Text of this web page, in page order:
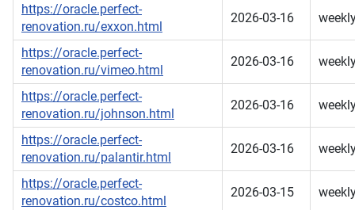
https://oracle.perfect-
renovation.ru/exxon.html
2026-03-16
https://oracle.perfect-
renovation.ru/vimeo.html
2026-03-16
https://oracle.perfect-
renovation.ru/johnson.html
2026-03-16
https://oracle.perfect-
renovation.ru/palantir.html
2026-03-16
https://oracle.perfect-
renovation.ru/costco.html
2026-03-15